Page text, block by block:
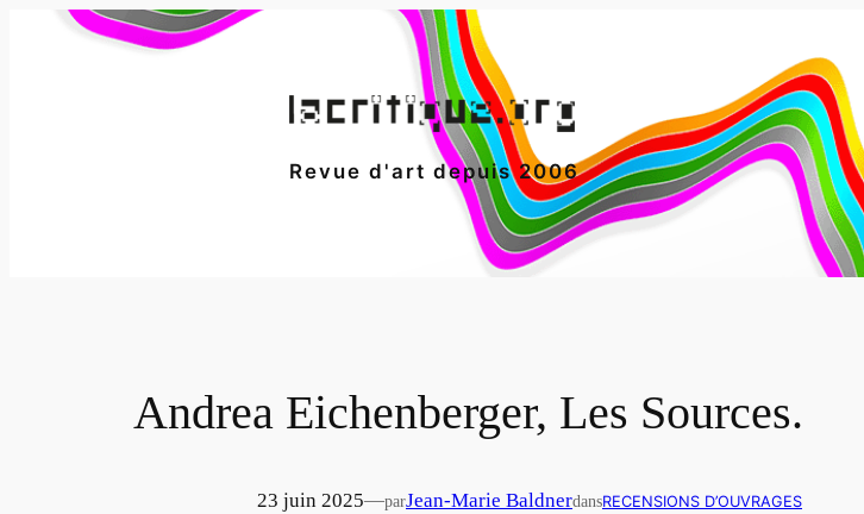
Revue d'art depuis 2006
Andrea Eichenberger, Les Sources.
23 juin 2025—parJean-Marie BaldnerdansRECENSIONS D’OUVRAGES